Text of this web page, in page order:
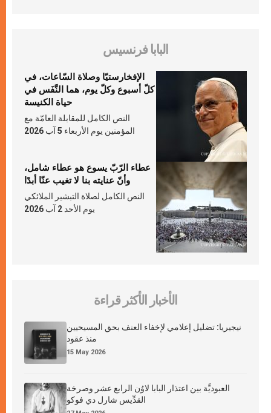
البابا فرنسيس
الإفخارستيّا وصلاة السّاعات، في
كلّ أسبوع وكلّ يوم، هما النَّفَس في
حياة الكنيسة
النص الكامل للمقابلة العامّة مع
المؤمنين يوم الأربعاء 5 آب 2026
عطاء الرّبّ يسوع هو عطاء شامل،
وأنّ عنايته بنا لا تغيب عنّا أبدًا
النص الكامل لصلاة التبشير الملائكي
يوم الأحد 2 آب 2026
الأخبار الأكثر قراءة
نيجيريا: تضليل إعلامي لإخفاء العنف بحق المسيحيين
منذ عقود
15 May 2026
العبوديَّة بين اعتذار البابا لاوُن الرابع عشر وصرخة
القدِّيس شارل دي فوكو